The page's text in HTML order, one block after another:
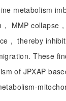
metabolism
MMP collapse
， thereby
These
of JPXAP